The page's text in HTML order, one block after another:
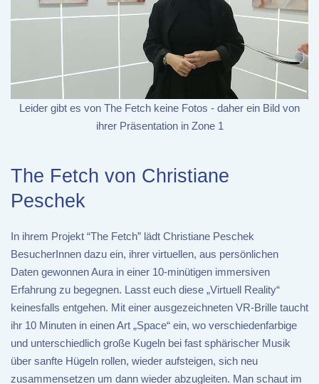
Leider gibt es von The Fetch keine Fotos - daher ein Bild von
ihrer Präsentation in Zone 1
The Fetch von Christiane
Peschek
In ihrem Projekt “The Fetch” lädt Christiane Peschek
BesucherInnen dazu ein, ihrer virtuellen, aus persönlichen
Daten gewonnen Aura in einer 10-minütigen immersiven
Erfahrung zu begegnen. Lasst euch diese „Virtuell Reality“
keinesfalls entgehen. Mit einer ausgezeichneten VR-Brille taucht
ihr 10 Minuten in einen Art „Space“ ein, wo verschiedenfarbige
und unterschiedlich große Kugeln bei fast sphärischer Musik
über sanfte Hügeln rollen, wieder aufsteigen, sich neu
zusammensetzen um dann wieder abzugleiten. Man schaut im